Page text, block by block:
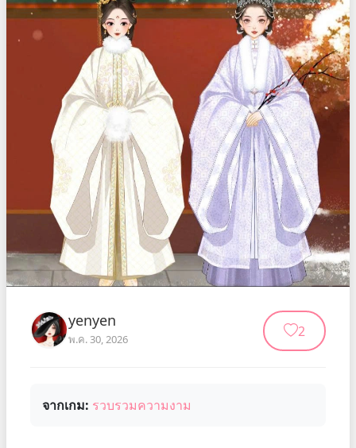
yenyen
พ.ค. 30, 2026 2
จากเกม: รวบรวมความงาม